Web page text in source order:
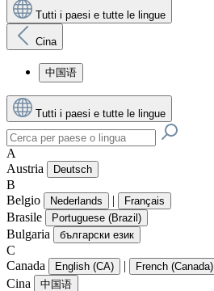
Tutti i paesi e tutte le lingue
Cina
中国语
Tutti i paesi e tutte le lingue
A
Austria
Deutsch
B
Belgio
Nederlands | Français
Brasile Portuguese (Brazil)
Bulgaria български език
C
Canada
English (CA) | French (Canada)
Cina 中国语